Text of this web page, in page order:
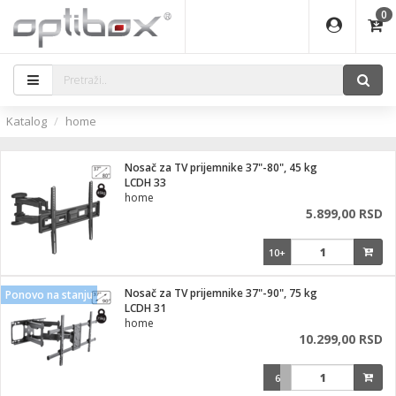
0
table
pribor
i pribor
svetla
- Analogija
IP kamere
Katalog home
Nosač za TV prijemnike 37"-80", 45 kg
LCDH 33
home
5.899,00 RSD
10+
Ponovo na stanju
Nosač za TV prijemnike 37"-90", 75 kg
LCDH 31
home
10.299,00 RSD
6